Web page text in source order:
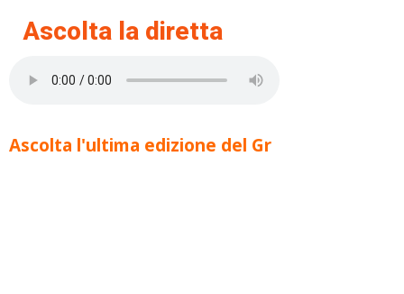
Ascolta la diretta
Ascolta l'ultima edizione del Gr